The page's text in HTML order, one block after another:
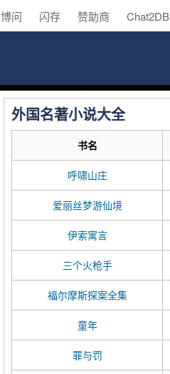
博问 闪存 赞助商 Chat2DB
外国名著小说大全
书名
呼啸山庄
爱丽丝梦游仙境
伊索寓言
三个火枪手
福尔摩斯探案全集
童年
罪与罚